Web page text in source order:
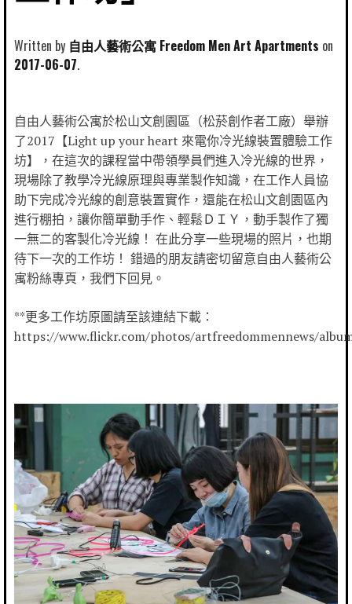
Written by 自由人藝術公寓 Freedom Men Art Apartments
2017-06-07
自由人藝術公寓於松山文創園區（松菸創作者工廠）舉辦
了2017【Light up your heart 來電你冷光線裝置體驗工作
坊】，在這次的課程當中帶領學員們進入冷光線的世界，
現場除了教學冷光線原理與專業製作知識，在工作人員協
助下完成冷光線的創意裝置實作，還能在松山文創園區內
進行棚拍，讓你簡單動手作、輕鬆ＤＩＹ，動手製作了獨
一無二的客製化冷光線！ 在此分享一些現場的照片，也期
待下一次的工作坊！ 錯過的朋友請密切留意自由人藝術公
寓粉絲專頁，我們下回見。
**更多工作坊原圖請至該連結下載：
https://www.flickr.com/photos/artfreedommennews/